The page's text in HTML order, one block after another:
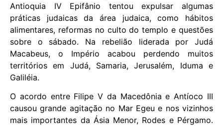
Antioquia IV Epifânio tentou expulsar algumas
práticas judaicas da área judaica, como hábitos
alimentares, reformas no culto do templo e questões
sobre o sábado. Na rebelião liderada por Judá
Macabeus, o Império acabou perdendo muitos
territórios em Judá, Samaria, Jerusalém, Iduma e
Galiléia.
O acordo entre Filipe V da Macedônia e Antíoco III
causou grande agitação no Mar Egeu e nos vizinhos
mais importantes da Ásia Menor, Rodes e Pérgamo.